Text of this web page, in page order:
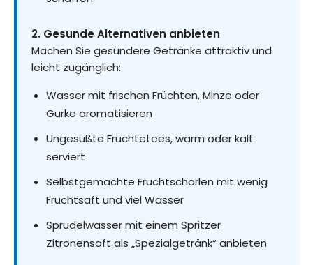
2. Gesunde Alternativen anbieten
Machen Sie gesündere Getränke attraktiv und
leicht zugänglich:
Wasser mit frischen Früchten, Minze oder
Gurke aromatisieren
Ungesüßte Früchtetees, warm oder kalt
serviert
Selbstgemachte Fruchtschorlen mit wenig
Fruchtsaft und viel Wasser
Sprudelwasser mit einem Spritzer
Zitronensaft als „Spezialgetränk“ anbieten